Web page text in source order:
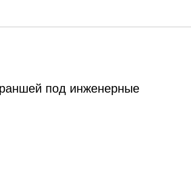
под инженерные